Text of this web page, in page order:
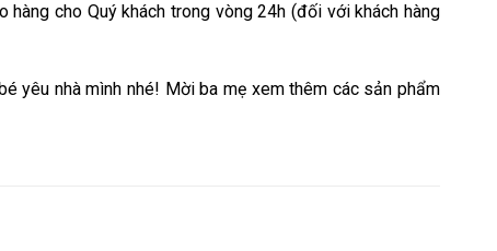
hàng cho Quý khách trong vòng 24h (đối với khách hàng
yêu nhà mình nhé! Mời ba mẹ xem thêm các sản phẩm